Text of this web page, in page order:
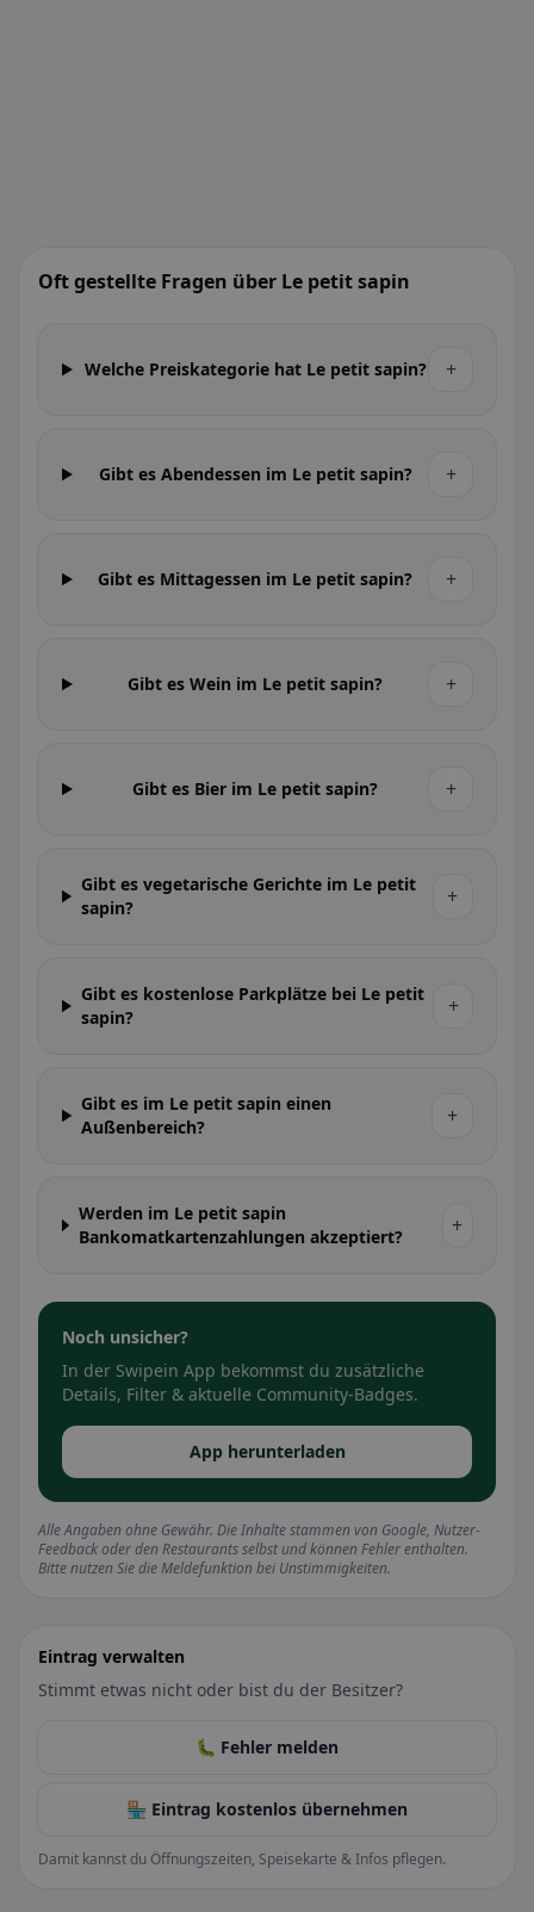
Oft gestellte Fragen über Le petit sapin
Welche Preiskategorie hat Le petit sapin? +
Gibt es Abendessen im Le petit sapin? +
Gibt es Mittagessen im Le petit sapin? +
Gibt es Wein im Le petit sapin? +
Gibt es Bier im Le petit sapin? +
Gibt es vegetarische Gerichte im Le petit
sapin?
+
Gibt es kostenlose Parkplätze bei Le petit
sapin?
+
Gibt es im Le petit sapin einen
Außenbereich?
+
Werden im Le petit sapin
Bankomatkartenzahlungen akzeptiert?
+
Noch unsicher?
In der Swipein App bekommst du zusätzliche
Details, Filter & aktuelle Community-Badges.
App herunterladen
Alle Angaben ohne Gewähr. Die Inhalte stammen von Google, Nutzer-
Feedback oder den Restaurants selbst und können Fehler enthalten.
Bitte nutzen Sie die Meldefunktion bei Unstimmigkeiten.
Eintrag verwalten
Stimmt etwas nicht oder bist du der Besitzer?
🐛 Fehler melden
🏪 Eintrag kostenlos übernehmen
Damit kannst du Öffnungszeiten, Speisekarte & Infos pflegen.